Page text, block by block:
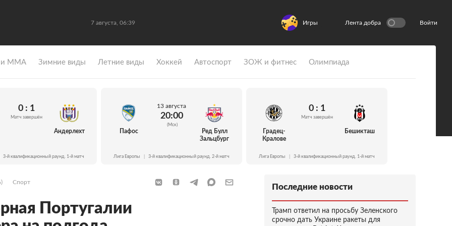
7 августа, 06:39 Игры Лента добра Войти
и ММА Зимние виды Летние виды Хоккей Автоспорт ЗОЖ и фитнес Олимпиада
0 : 1
Матч завершён
Андерлехт
3-й квалификационный раунд. 1-й матч
Пафос
13 августа
20:00
(Мск)
Ред Булл
Зальцбург
Лига Европы 3-й квалификационный раунд. 2-й матч
Градец-
Кралове
0 : 1
Матч завершён
Бешикташ
Лига Европы 3-й квалификационный раунд. 1-й матч
Спорт
Португалии
Последние новости
Трамп ответил на просьбу Зеленского
срочно дать Украине ракеты для